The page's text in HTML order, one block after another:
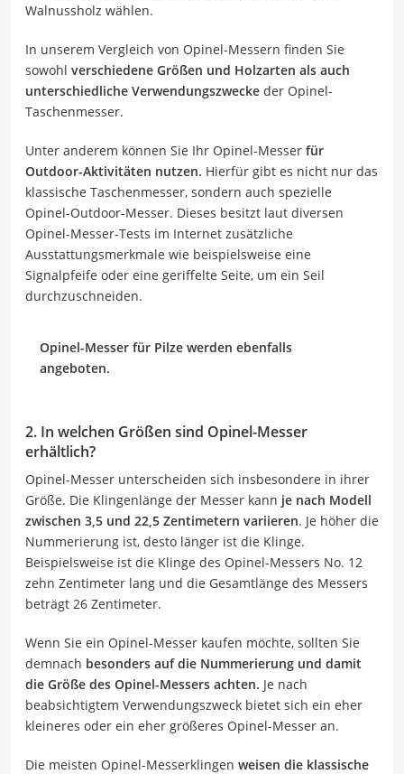
Walnussholz wählen.
In unserem Vergleich von Opinel-Messern finden Sie
sowohl verschiedene Größen und Holzarten als auch
unterschiedliche Verwendungszwecke der Opinel-
Taschenmesser.
Unter anderem können Sie Ihr Opinel-Messer für
Outdoor-Aktivitäten nutzen. Hierfür gibt es nicht nur das
klassische Taschenmesser, sondern auch spezielle
Opinel-Outdoor-Messer. Dieses besitzt laut diversen
Opinel-Messer-Tests im Internet zusätzliche
Ausstattungsmerkmale wie beispielsweise eine
Signalpfeife oder eine geriffelte Seite, um ein Seil
durchzuschneiden.
Opinel-Messer für Pilze werden ebenfalls
angeboten.
2. In welchen Größen sind Opinel-Messer
erhältlich?
Opinel-Messer unterscheiden sich insbesondere in ihrer
Größe. Die Klingenlänge der Messer kann je nach Modell
zwischen 3,5 und 22,5 Zentimetern variieren. Je höher die
Nummerierung ist, desto länger ist die Klinge.
Beispielsweise ist die Klinge des Opinel-Messers No. 12
zehn Zentimeter lang und die Gesamtlänge des Messers
beträgt 26 Zentimeter.
Wenn Sie ein Opinel-Messer kaufen möchte, sollten Sie
demnach besonders auf die Nummerierung und damit
die Größe des Opinel-Messers achten. Je nach
beabsichtigtem Verwendungszweck bietet sich ein eher
kleineres oder ein eher größeres Opinel-Messer an.
Die meisten Opinel-Messerklingen weisen die klassische